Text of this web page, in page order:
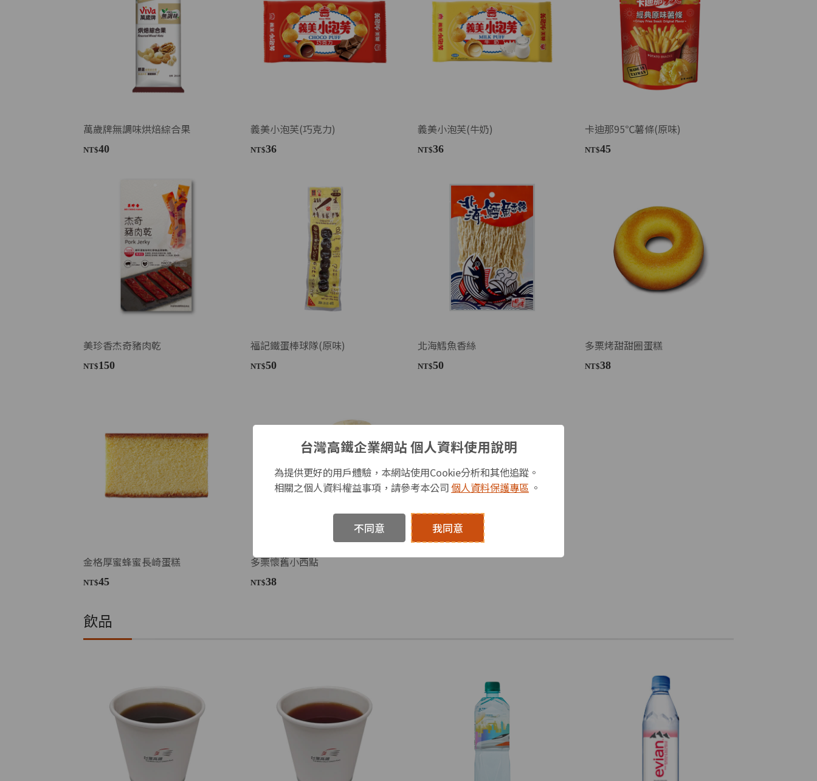
萬歲牌無調味烘焙綜合果
NT$40
義美小泡芙(巧克力)
NT$36
義美小泡芙(牛奶)
NT$36
卡迪那95℃薯條(原味)
NT$45
美珍香杰奇豬肉乾
NT$150
福記鐵蛋棒球隊(原味)
NT$50
北海鱈魚香絲
NT$50
多栗烤甜甜圈蛋糕
NT$38
金格厚蜜蜂蜜長崎蛋糕
NT$45
多栗懷舊小西點
NT$38
飲品
台灣高鐵企業網站 個人資料使用說明
為提供更好的用戶體驗，本網站使用Cookie分析和其他追蹤。
相關之個人資料權益事項，請參考本公司個人資料保護專區 。
不同意 我同意